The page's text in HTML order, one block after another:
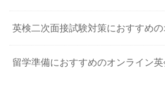
英検二次面接試験対策におすすめ
留学準備におすすめのオンライン